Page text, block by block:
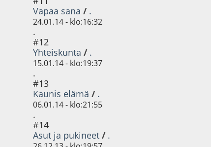
Vapaa sana / .
24.01.14 - klo:16:32
.
#12
Yhteiskunta / .
15.01.14 - klo:19:37
.
#13
Kaunis elämä / .
06.01.14 - klo:21:55
.
#14
Asut ja pukineet / .